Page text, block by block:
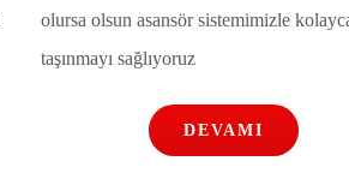
olursa olsun asansör sistemimizle
taşınmayı sağlıyoruz
DEVAMI